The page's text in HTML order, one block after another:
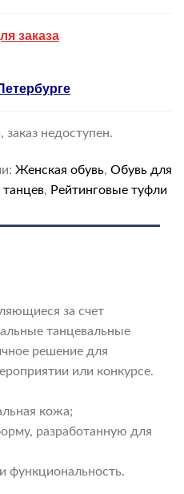
заказа
заказ недоступен.
Женская обувь, Обувь для
, Рейтинговые туфли
за счет
танцевальные
решение для
или конкурсе.
кожа;
разработанную для
функциональность.